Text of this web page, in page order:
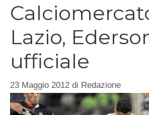
Lazio,
ufficiale
23 Maggio 2012 di Redazione